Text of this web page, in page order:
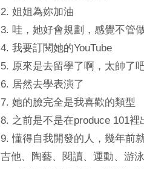
2. 姐姐為妳加油
3. 哇，她好會規劃，感覺不管
4. 我要訂閱她的YouTube
5. 原來是去留學了啊，太帥了
6. 居然去學表演了
7. 她的臉完全是我喜歡的類型
8. 之前是不是在produce 101
9. 懂得自我開發的人，幾年前
吉他、陶藝、閱讀、運動、游